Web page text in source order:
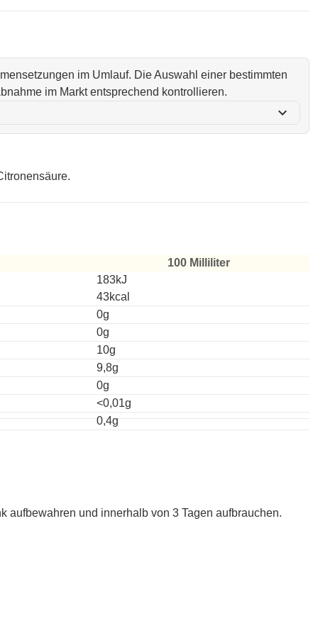
im Umlauf. Die Auswahl einer bestimmten
im Markt entsprechend kontrollieren.
expand_more
100 Milliliter
183kJ
43kcal
0g
0g
10g
9,8g
0g
<0,01g
0,4g
aufbewahren und innerhalb von 3 Tagen aufbrauchen.